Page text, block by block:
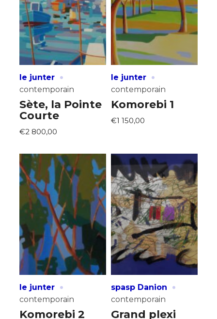
le junter ·
contemporain
Sète, la Pointe
Courte
€2 800,00
le junter ·
contemporain
Komorebi 1
€1 150,00
le junter ·
contemporain
Komorebi 2
spasp Danion ·
contemporain
Grand plexi